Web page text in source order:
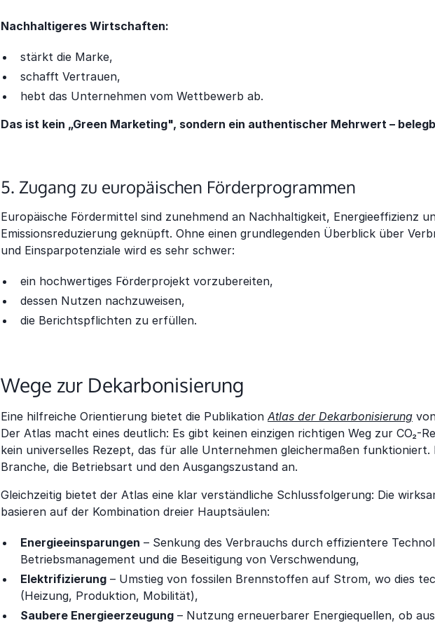
Nachhaltigeres Wirtschaften:
stärkt die Marke,
schafft Vertrauen,
hebt das Unternehmen vom Wettbewerb ab.
Das ist kein „Green Marketing", sondern ein authentischer Mehrwert –
5. Zugang zu europäischen Förderprogrammen
Europäische Fördermittel sind zunehmend an Nachhaltigkeit, Energieeffizienz
Emissionsreduzierung geknüpft. Ohne einen grundlegenden Überblick über
und Einsparpotenziale wird es sehr schwer:
ein hochwertiges Förderprojekt vorzubereiten,
dessen Nutzen nachzuweisen,
die Berichtspflichten zu erfüllen.
Wege zur Dekarbonisierung
Eine hilfreiche Orientierung bietet die PublikationAtlas der Dekarbonisierung
Der Atlas macht eines deutlich: Es gibt keinen einzigen richtigen Weg zur CO₂-
kein universelles Rezept, das für alle Unternehmen gleichermaßen funktioniert.
Branche, die Betriebsart und den Ausgangszustand an.
Gleichzeitig bietet der Atlas eine klar verständliche Schlussfolgerung: Die
basieren auf der Kombination dreier Hauptsäulen:
Energieeinsparungen – Senkung des Verbrauchs durch effizientere
Betriebsmanagement und die Beseitigung von Verschwendung,
Elektrifizierung – Umstieg von fossilen Brennstoffen auf Strom, wo dies
(Heizung, Produktion, Mobilität),
Saubere Energieerzeugung – Nutzung erneuerbarer Energiequellen, ob